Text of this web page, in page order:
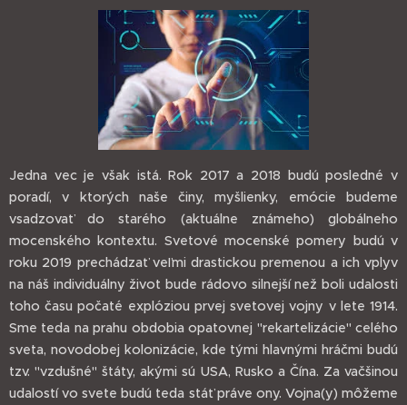
Jedna vec je však istá. Rok 2017 a 2018 budú posledné v
poradí, v ktorých naše činy, myšlienky, emócie budeme
vsadzovať do starého (aktuálne známeho) globálneho
mocenského kontextu. Svetové mocenské pomery budú v
roku 2019 prechádzať veľmi drastickou premenou a ich vplyv
na náš individuálny život bude rádovo silnejší než boli udalosti
toho času počaté explóziou prvej svetovej vojny v lete 1914.
Sme teda na prahu obdobia opatovnej "rekartelizácie" celého
sveta, novodobej kolonizácie, kde tými hlavnými hráčmi budú
tzv. "vzdušné" štáty, akými sú USA, Rusko a Čína. Za vačšinou
udalostí vo svete budú teda stáť práve ony. Vojna(y) môžeme